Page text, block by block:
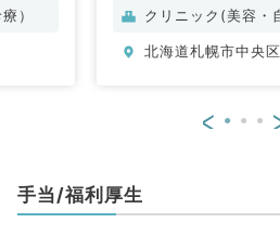
）
クリニック(美容・
北海道札幌市中央区
<
手当/福利厚生